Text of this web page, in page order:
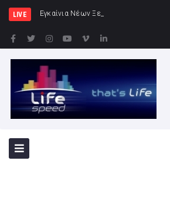
LIVE Εγκαίνια Νέων Ξενώνων στη ν. Ρω